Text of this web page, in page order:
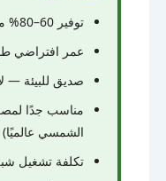
توفير 60–80% من تكلفة تسخين المياه
عمر افتراضي طويل
صديق للبيئة —
مناسب جدًا
الشمسي عالميًا)
تكلفة تشغيل